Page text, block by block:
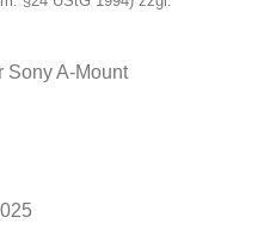
Sony A-Mount